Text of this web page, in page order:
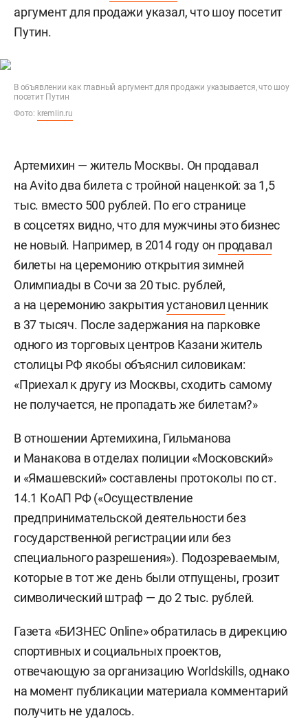
аргумент для продажи указал, что шоу посетит
Путин.
В объявлении как главный аргумент для продажи указывается, что шоу
посетит Путин
Фото: kremlin.ru
Артемихин — житель Москвы. Он продавал
на Avito два билета с тройной наценкой: за 1,5
тыс. вместо 500 рублей. По его странице
в соцсетях видно, что для мужчины это бизнес
не новый. Например, в 2014 году он продавал
билеты на церемонию открытия зимней
Олимпиады в Сочи за 20 тыс. рублей,
а на церемонию закрытияустановил ценник
в 37 тысяч. После задержания на парковке
одного из торговых центров Казани житель
столицы РФ якобы объяснил силовикам:
«Приехал к другу из Москвы, сходить самому
не получается, не пропадать же билетам?»
В отношении Артемихина, Гильманова
и Манакова в отделах полиции «Московский»
и «Ямашевский» составлены протоколы по ст.
14.1 КоАП РФ («Осуществление
предпринимательской деятельности без
государственной регистрации или без
специального разрешения»). Подозреваемым,
которые в тот же день были отпущены, грозит
символический штраф — до 2 тыс. рублей.
Газета «БИЗНЕС Online» обратилась в дирекцию
спортивных и социальных проектов,
отвечающую за организацию Worldskills, однако
на момент публикации материала комментарий
получить не удалось.